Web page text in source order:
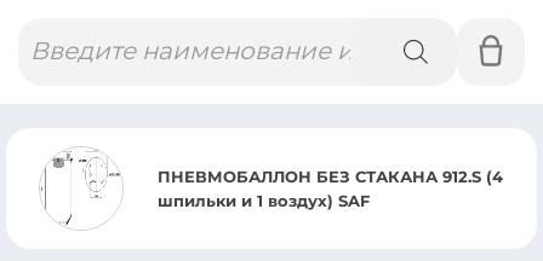
товаров
СТАКАНА 912.S (4
SAF
MERCEDES